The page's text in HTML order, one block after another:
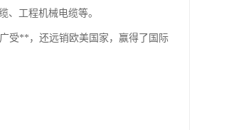
、工程机械电缆等。
受**，还远销欧美国家，赢得了国际